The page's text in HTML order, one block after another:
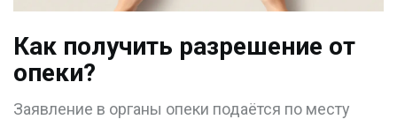
Как получить разрешение от
опеки?
Заявление в органы опеки подаётся по месту